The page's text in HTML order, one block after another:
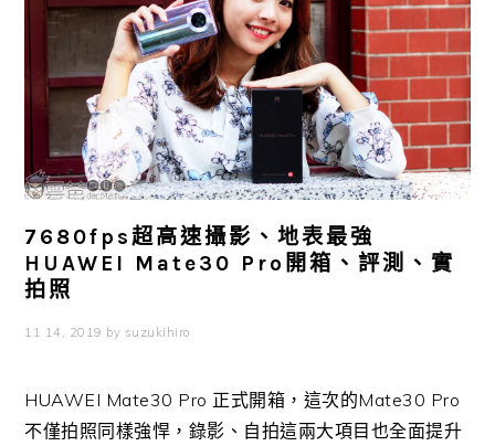
7680fps超高速攝影、地表最強
HUAWEI Mate30 Pro開箱、評測、實
拍照
11 14, 2019 by suzukihiro
HUAWEI Mate30 Pro 正式開箱，這次的Mate30 Pro
不僅拍照同樣強悍，錄影、自拍這兩大項目也全面提升